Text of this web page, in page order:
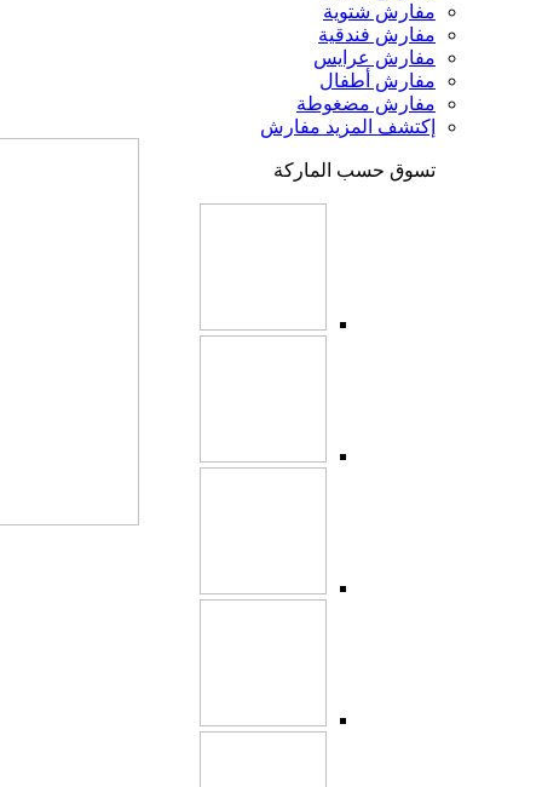
مفارش شتوية
مفارش فندقية
مفارش عرايس
مفارش أطفال
مفارش مضغوطة
إكتشف المزيد مفارش
تسوق حسب الماركة